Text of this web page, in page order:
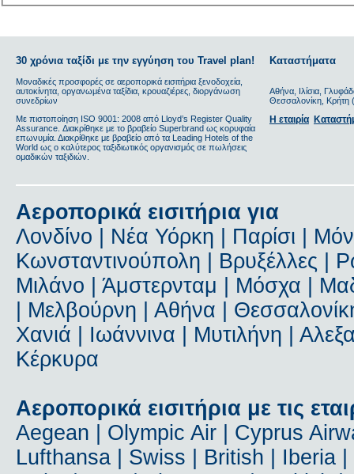
30 χρόνια ταξίδι με την εγγύηση του Travel plan!
Μοναδικές προσφορές σε αεροπορικά εισιτήρια ξενοδοχεία,
αυτοκίνητα, οργανωμένα ταξίδια, κρουαζιέρες, διοργάνωση
συνεδρίων
Με πιστοποίηση ΙSO 9001: 2008 από Lloyd’s Register Quality
Assurance. Διακρίθηκε με το βραβείο Superbrand ως κορυφαία
επωνυμία. Διακρίθηκε με βραβείο από τα Leading Hotels of the
World ως ο καλύτερος ταξιδιωτικός οργανισμός σε πωλήσεις
ομαδικών ταξιδιών.
Καταστήματα
Αθήνα, Ιλίσια,
Θεσσαλονίκη, Κρήτη
Η εταιρία
Αεροπορικά εισιτήρια για
Λονδίνο | Νέα Υόρκη | Παρίσι |
Κωνσταντινούπολη | Βρυξέλλες |
Μιλάνο | Άμστερνταμ | Μόσχα |
| Μελβούρνη | Αθήνα |
Χανιά | Ιωάννινα | Μυτιλήνη |
Κέρκυρα
Αεροπορικά εισιτήρια με τις
Aegean | Olympic Air | Cyprus
Lufthansa | Swiss | British | Iberia